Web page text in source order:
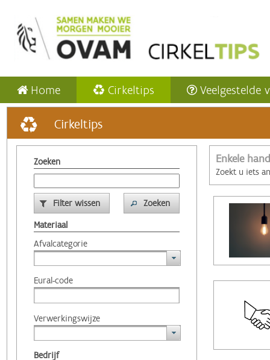
Home Cirkeltips Veelgestelde
Cirkeltips
Zoeken
Filter wissen
Zoeken
Materiaal
Afvalcategorie
Eural-code
Verwerkingswijze
Bedrijf
Enkele
Zoekt u iets